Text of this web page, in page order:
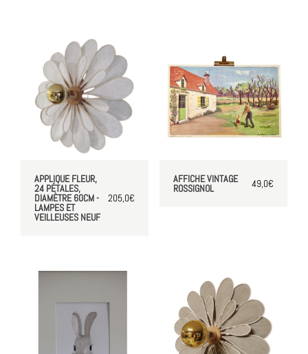
APPLIQUE FLEUR,
24 PÉTALES,
DIAMÈTRE 60CM -
LAMPES ET
VEILLEUSES NEUF
205,0€
AFFICHE VINTAGE
ROSSIGNOL 49,0€